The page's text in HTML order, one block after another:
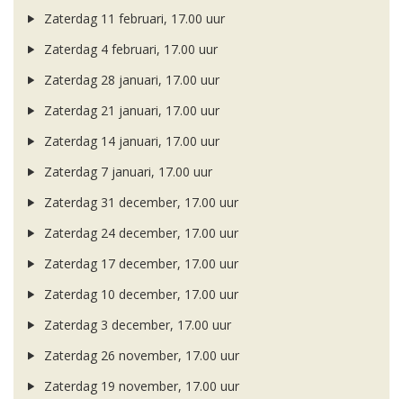
Zaterdag 11 februari, 17.00 uur
Zaterdag 4 februari, 17.00 uur
Zaterdag 28 januari, 17.00 uur
Zaterdag 21 januari, 17.00 uur
Zaterdag 14 januari, 17.00 uur
Zaterdag 7 januari, 17.00 uur
Zaterdag 31 december, 17.00 uur
Zaterdag 24 december, 17.00 uur
Zaterdag 17 december, 17.00 uur
Zaterdag 10 december, 17.00 uur
Zaterdag 3 december, 17.00 uur
Zaterdag 26 november, 17.00 uur
Zaterdag 19 november, 17.00 uur